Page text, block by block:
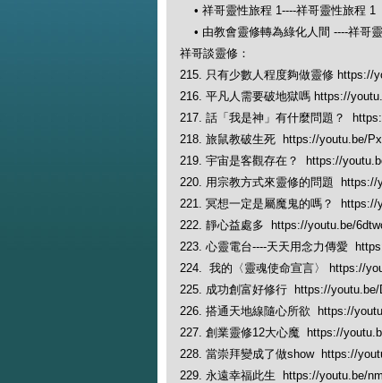
• 祥哥靈性旅程 1----祥哥靈性旅程
• 由教會靈修轉為綠化人間 ----祥哥
祥哥談靈修：
215. 只有少數人程度夠做靈修 https://
216. 平凡人需要破地獄嗎 https://
217. 話「我是神」有什麼問題？
218. 旅鼠教破生死 https://youtu.be/
219. 宇宙是客觀存在？ https://
220. 用宗教方式來靈修的問題 https://
221. 冥想一定是屬魔鬼的嗎？ https://
222. 靜心益處多 https://youtu.be/
223. 心靈電台----天天用念力傳愛
224. 我的〈靈魂使命宣言〉 https://
225. 成功創富好修行 https://youtu.be/
226. 搭通天地線隨心所欲 https://
227. 創業靈修12大心魔 https://
228. 當崇拜變成了做show https://
229. 永遠幸福此生 https://youtu.be/